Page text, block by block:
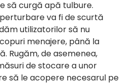
să curgă apă tulbure.
va fi de scurtă
utilizatorilor să nu
menajere, până la
Rugăm, de asemenea,
de stocare a unor
să le acopere necesarul pe